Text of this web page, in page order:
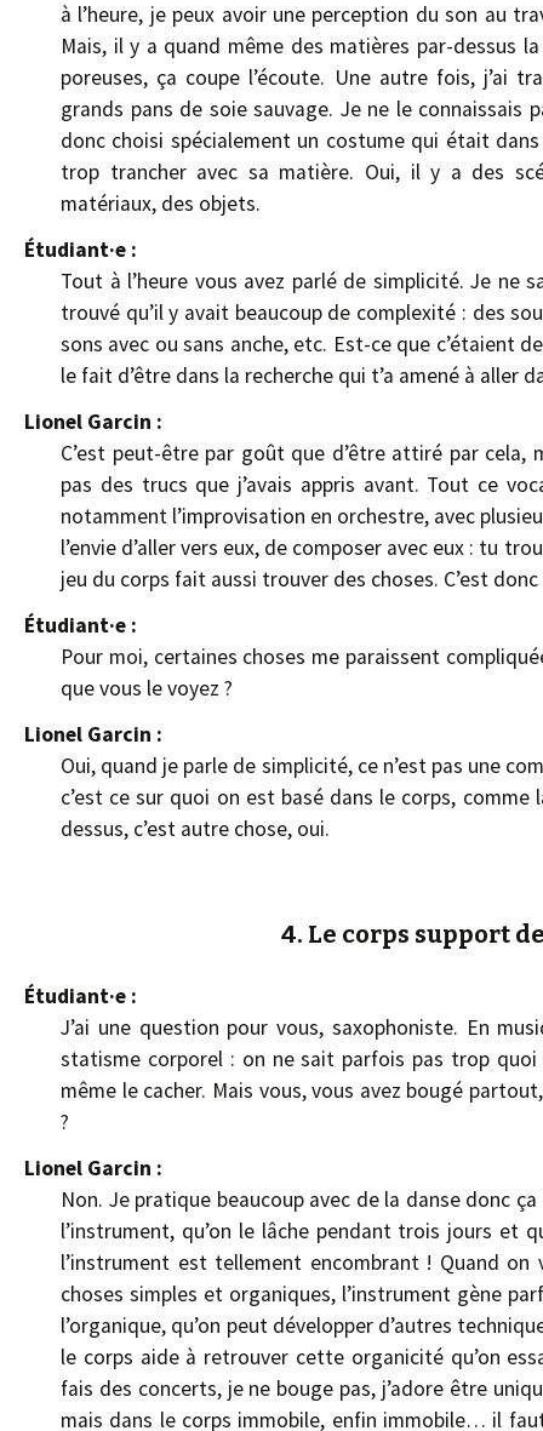
à l’heure, je peux avoir une perception du son au
Mais, il y a quand même des matières par-dessus
poreuses, ça coupe l’écoute. Une autre fois, j’ai
grands pans de soie sauvage. Je ne le connaissais
donc choisi spécialement un costume qui était
trop trancher avec sa matière. Oui, il y a des
matériaux, des objets.
Étudiant·e :
Tout à l’heure vous avez parlé de simplicité. Je ne
trouvé qu’il y avait beaucoup de complexité : des
sons avec ou sans anche, etc. Est-ce que c’étaient
le fait d’être dans la recherche qui t’a amené à aller
Lionel Garcin :
C’est peut-être par goût que d’être attiré par
pas des trucs que j’avais appris avant. Tout ce
notamment l’improvisation en orchestre, avec
l’envie d’aller vers eux, de composer avec eux : tu
jeu du corps fait aussi trouver des choses. C’est
Étudiant·e :
Pour moi, certaines choses me paraissent
que vous le voyez ?
Lionel Garcin :
Oui, quand je parle de simplicité, ce n’est pas une
c’est ce sur quoi on est basé dans le corps,
dessus, c’est autre chose, oui.
4. Le corps support
Étudiant·e :
J’ai une question pour vous, saxophoniste. En
statisme corporel : on ne sait parfois pas trop
même le cacher. Mais vous, vous avez bougé
?
Lionel Garcin :
Non. Je pratique beaucoup avec de la danse donc
l’instrument, qu’on le lâche pendant trois jours et
l’instrument est tellement encombrant ! Quand
choses simples et organiques, l’instrument gène
l’organique, qu’on peut développer d’autres
le corps aide à retrouver cette organicité qu’on
fais des concerts, je ne bouge pas, j’adore être
mais dans le corps immobile, enfin immobile… il